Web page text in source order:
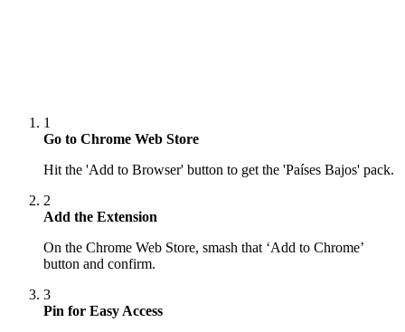
1
Go to Chrome Web Store
Hit the 'Add to Browser' button to get the 'Países Bajos' pack.
2
Add the Extension
On the Chrome Web Store, smash that ‘Add to Chrome’
button and confirm.
3
Pin for Easy Access